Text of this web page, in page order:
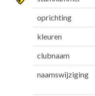
oprichting
kleuren
clubnaam
naamswijziging